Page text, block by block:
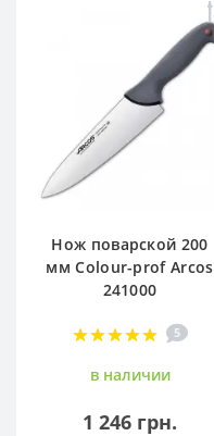
Нож поварской 200
мм Сolour-prof Arcos
241000
5
в наличии
1 246 грн.